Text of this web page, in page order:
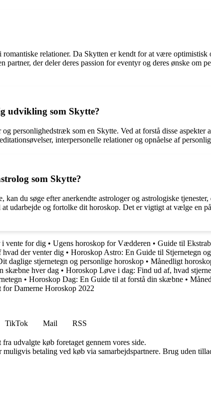
relationer. Da Skytten er kendt for at være
partner, der deler deres passion for eventyr og deres ønske
udvikling som Skytte?
personlighedstræk som en Skytte. Ved at forstå disse
interpersonelle relationer og opnåelse af
som Skytte?
du søge efter anerkendte astrologer og astrologiske
udarbejde og fortolke dit horoskop. Det er vigtigt at vælge en
i vente for dig • Ugens horoskop for Vædderen • Guide til
der venter dig • Horoskop Astro: En Guide til Stjernetegn
daglige stjernetegn og personlige horoskop • Månedligt
skæbne hver dag • Horoskop Løve i dag: Find ud af, hvad
• Horoskop Dag: En Guide til at forstå din skæbne •
for Damerne Horoskop 2022
TikTok Mail
RSS
udvalgte køb foretaget gennem vores side.
betaling ved køb via samarbejdspartnere. Brug uden